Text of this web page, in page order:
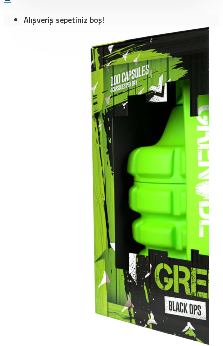
Alışveriş sepetiniz boş!